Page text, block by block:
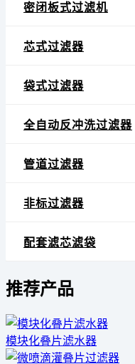
密闭板式过滤机
芯式过滤器
袋式过滤器
全自动反冲洗过滤器
管道过滤器
非标过滤器
配套滤芯滤袋
推荐产品
模块化叠片滤水器